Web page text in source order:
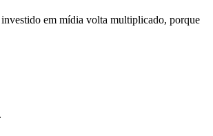
em mídia volta multiplicado, porque